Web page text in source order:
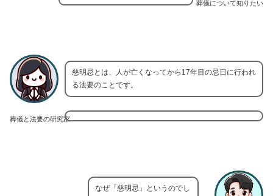
葬儀について知りたい
葬儀と法要の研究家
慈明忌とは、人が亡くなってから17年目の忌日に行われ
る法要のことです。
なぜ「慈明忌」というのでし